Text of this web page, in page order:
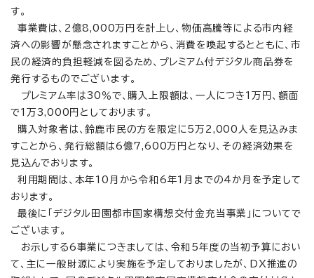
す。
事業費は、2億8,000万円を計上し、物価高騰等による市内経
済への影響が懸念されますことから、消費を喚起するとともに、市
民の経済的負担軽減を図るため、プレミアム付デジタル商品券を
発行するものでございます。
プレミアム率は30％で、購入上限額は、一人につき1万円、額面
で1万3,000円としております。
購入対象者は、鈴鹿市民の方を限定に5万2,000人を見込みま
すことから、発行総額は6億7,600万円となり、その経済効果を
見込んでおります。
利用期間は、本年10月から令和6年1月までの4か月を予定して
おります。
最後に「デジタル田園都市国家構想交付金充当事業」についてで
ございます。
お示しする6事業につきましては、令和5年度の当初予算におい
て、主に一般財源により実施を予定しておりましたが、DX推進の